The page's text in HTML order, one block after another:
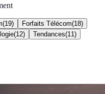
(19) Forfaits Télécom(18)
(12) Tendances(11 )